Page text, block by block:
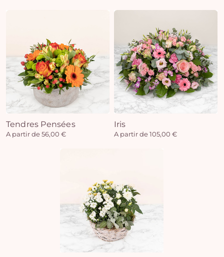
Tendres Pensées
A partir de 56,00 €
Iris
A partir de 105,00 €